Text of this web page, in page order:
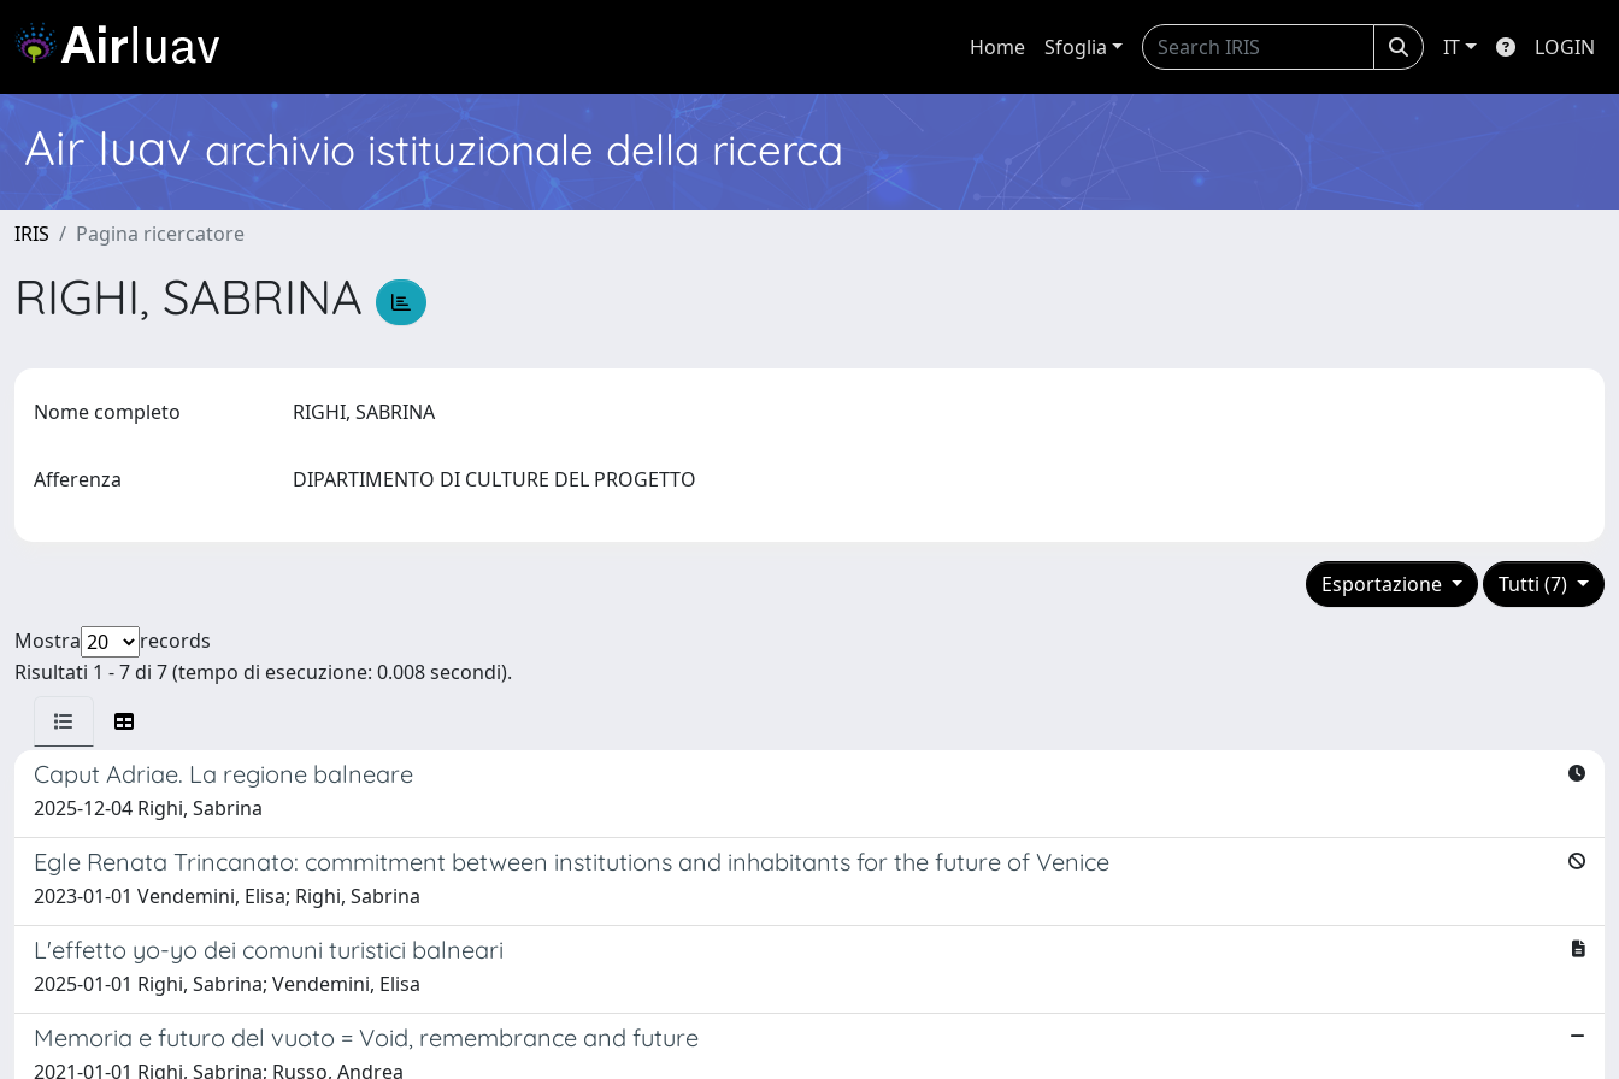
Home Sfoglia IT LOGIN
Air Iuav archivio istituzionale della ricerca
IRIS Pagina ricercatore
RIGHI, SABRINA
Nome completo RIGHI, SABRINA
Afferenza DIPARTIMENTO DI CULTURE DEL PROGETTO
Tutti (7)
Esportazione
Mostra
records
Risultati 1 - 7 di 7 (tempo di esecuzione: 0.008 secondi).
Caput Adriae. La regione balneare
2025-12-04 Righi, Sabrina
Egle Renata Trincanato: commitment between institutions and inhabitants for the future of Venice
2023-01-01 Vendemini, Elisa; Righi, Sabrina
L'effetto yo-yo dei comuni turistici balneari
2025-01-01 Righi, Sabrina; Vendemini, Elisa
Memoria e futuro del vuoto = Void, remembrance and future
2021-01-01 Righi, Sabrina; Russo, Andrea